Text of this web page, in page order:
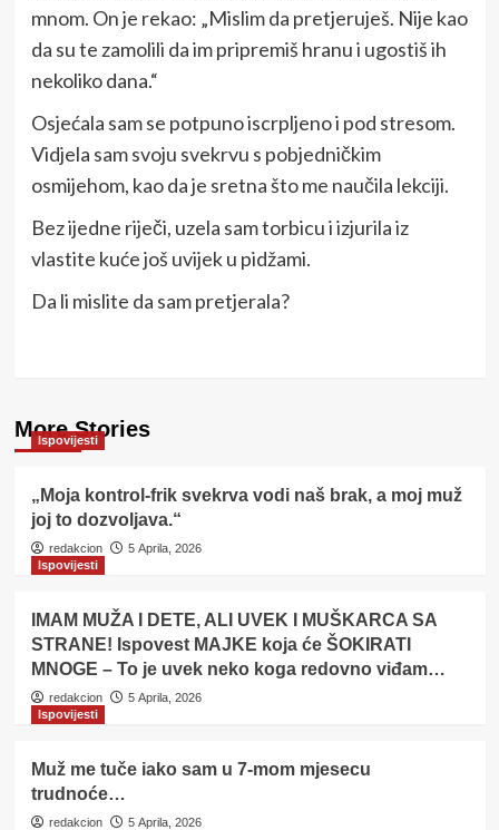
mnom. On je rekao: „Mislim da pretjeruješ. Nije kao
da su te zamolili da im pripremiš hranu i ugostiš ih
nekoliko dana.“
Osjećala sam se potpuno iscrpljeno i pod stresom.
Vidjela sam svoju svekrvu s pobjedničkim
osmijehom, kao da je sretna što me naučila lekciji.
Bez ijedne riječi, uzela sam torbicu i izjurila iz
vlastite kuće još uvijek u pidžami.
Da li mislite da sam pretjerala?
More Stories
Ispovijesti
„Moja kontrol-frik svekrva vodi naš brak, a moj muž
joj to dozvoljava.“
redakcion
5 Aprila, 2026
Ispovijesti
IMAM MUŽA I DETE, ALI UVEK I MUŠKARCA SA
STRANE! Ispovest MAJKE koja će ŠOKIRATI
MNOGE – To je uvek neko koga redovno viđam…
redakcion
5 Aprila, 2026
Ispovijesti
Muž me tuče iako sam u 7-mom mjesecu
trudnoće…
redakcion 5 Aprila, 2026